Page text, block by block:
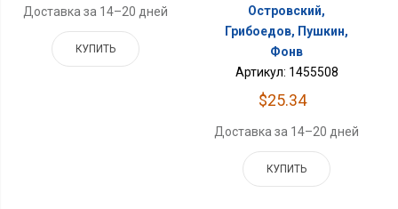
Доставка за 14–20 дней
КУПИТЬ
Островский,
Грибоедов, Пушкин,
Фонв
Артикул: 1455508
$25.34
Доставка за 14–20 дней
КУПИТЬ